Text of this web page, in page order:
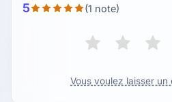
5 (1 note)
Vous voulez laisser un